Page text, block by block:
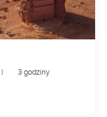
)
3 godziny